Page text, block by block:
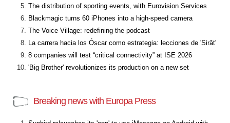
The distribution of sporting events, with Eurovision Services
Blackmagic turns 60 iPhones into a high-speed camera
The Voice Village: redefining the podcast
La carrera hacia los Óscar como estrategia: lecciones de 'Sirât'
8 companies will test “critical connectivity” at ISE 2026
'Big Brother' revolutionizes its production on a new set
Breaking news with Europa Press